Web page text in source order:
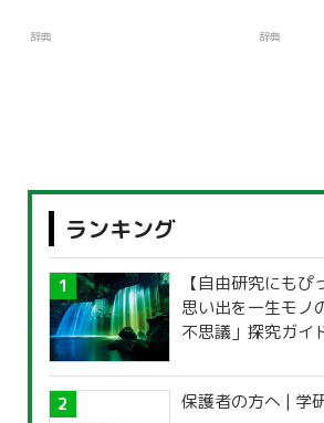
辞典 辞典
ランキング
【自由研究にも
思い出を一生モノ
不思議」探究ガイ
保護者の方へ | 学